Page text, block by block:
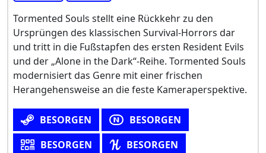
Tormented Souls stellt eine Rückkehr zu den
Ursprüngen des klassischen Survival-Horrors dar
und tritt in die Fußstapfen des ersten Resident Evils
und der „Alone in the Dark“-Reihe. Tormented Souls
modernisiert das Genre mit einer frischen
Herangehensweise an die feste Kameraperspektive.
BESORGEN
BESORGEN
BESORGEN
BESORGEN